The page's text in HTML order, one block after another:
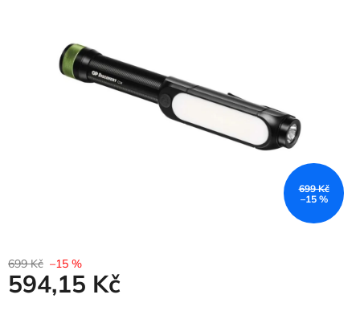
699 Kč
–15 %
699 Kč –15 %
594,15 Kč